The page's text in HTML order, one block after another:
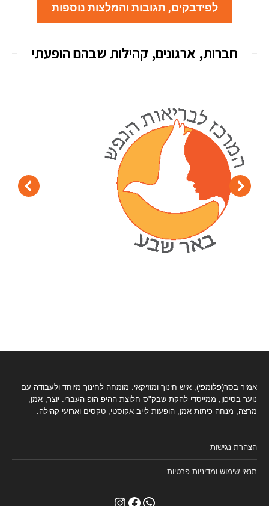
לפידבקים, תגובות והמלצות נוספות
חברות, ארגונים, קהילות שבהם הופעתי
אמיר בסר(פלומפי), איש חינוך ומוזיקאי. מומחה לחינוך מיוחד ולעבודה עם
נוער בסיכון, ממייסדי להקת שבק"ס חלוצת ההיפ הופ העברי. יוצר, אמן,
מרצה, מנחה כיתות אמן, הופעות לייב אקוסטי, טקסים וארועי קהילה.
הצהרת נגישות
תנאי שימוש ומדיניות פרטיות
WhatsApp
Facebook
Instagram